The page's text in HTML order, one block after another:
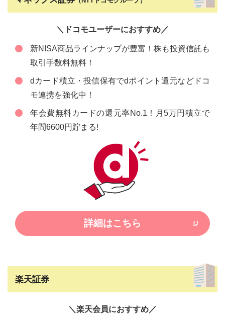
＼ドコモユーザーにおすすめ／
新NISA商品ラインナップが豊富！株も投資信託も
取引手数料無料！
dカード積立・投信保有でdポイント還元などドコ
モ連携を強化中！
年会費無料カードの還元率No.1！月5万円積立で
年間6600円貯まる!
詳細はこちら
楽天証券
＼楽天会員におすすめ／